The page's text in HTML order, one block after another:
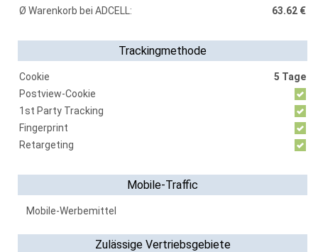
Ø Warenkorb bei ADCELL:
63.62 €
Trackingmethode
Cookie
5 Tage
Postview-Cookie
1st Party Tracking
Fingerprint
Retargeting
Mobile-Traffic
Mobile-Werbemittel
Zulässige Vertriebsgebiete